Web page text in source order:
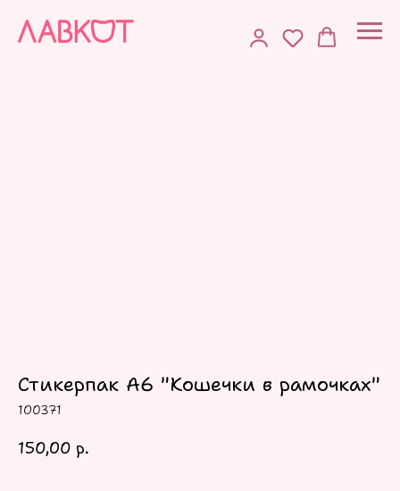
Стикерпак А6 "Кошечки в рамочках"
100371
150,00 р.